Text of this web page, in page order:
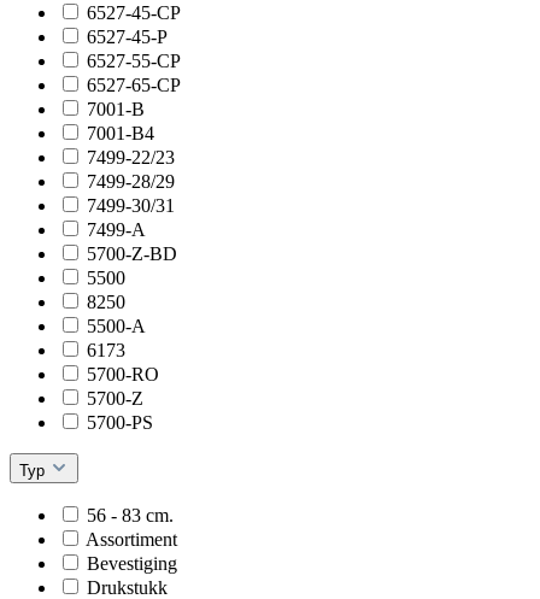
6527-45-CP
6527-45-P
6527-55-CP
6527-65-CP
7001-B
7001-B4
7499-22/23
7499-28/29
7499-30/31
7499-A
5700-Z-BD
5500
8250
5500-A
6173
5700-RO
5700-Z
5700-PS
Typ
56 - 83 cm.
Assortiment
Bevestiging
Drukstukk